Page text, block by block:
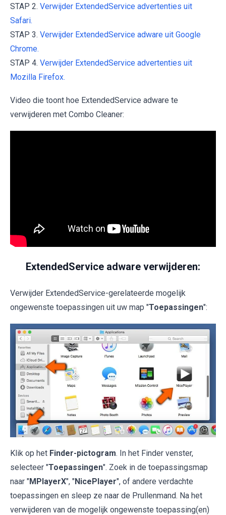
STAP 2. Verwijder ExtendedService advertenties uit
Safari.
STAP 3. Verwijder ExtendedService adware uit Google
Chrome.
STAP 4. Verwijder ExtendedService advertenties uit
Mozilla Firefox.
Video die toont hoe ExtendedService adware te
verwijderen met Combo Cleaner:
ExtendedService adware verwijderen:
Verwijder ExtendedService-gerelateerde mogelijk
ongewenste toepassingen uit uw map "Toepassingen":
Klik op het Finder-pictogram. In het Finder venster,
selecteer "Toepassingen". Zoek in de toepassingsmap
naar "MPlayerX", "NicePlayer", of andere verdachte
toepassingen en sleep ze naar de Prullenmand. Na het
verwijderen van de mogelijk ongewenste toepassing(en)